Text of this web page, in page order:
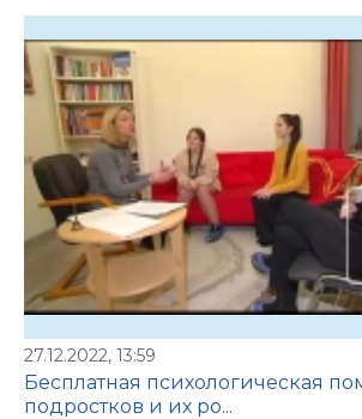
27.12.2022, 13:59
Бесплатная психологическая
подростков и их ро...